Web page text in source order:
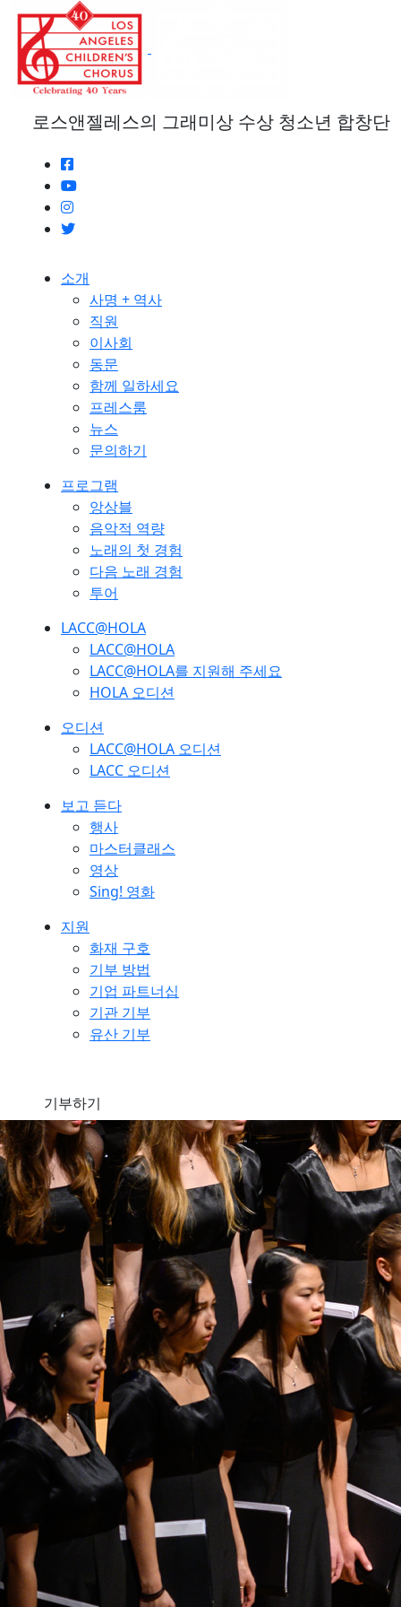
로스앤젤레스의 그래미상 수상 청소년 합창단
소개
사명 + 역사
직원
이사회
동문
함께 일하세요
프레스룸
뉴스
문의하기
프로그램
앙상블
음악적 역량
노래의 첫 경험
다음 노래 경험
투어
LACC@HOLA
LACC@HOLA
LACC@HOLA를 지원해 주세요
HOLA 오디션
오디션
LACC@HOLA 오디션
LACC 오디션
보고 듣다
행사
마스터클래스
영상
Sing! 영화
지원
화재 구호
기부 방법
기업 파트너십
기관 기부
유산 기부
기부하기